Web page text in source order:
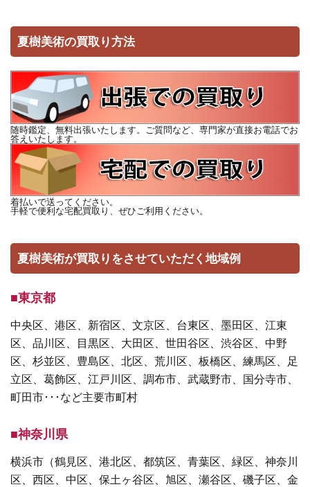
夏樹美術の買取り方法
随時鑑定、無料出張いたします。ご質問など、専門家が直接お電話でお
答えいたします。
着払いで送ってください。
手軽で便利な宅配買取り、ぜひご利用ください。
夏樹美術が買取りをさせていただく地域例
■東京都
中央区、港区、新宿区、文京区、台東区、墨田区、江東
区、品川区、目黒区、大田区、世田谷区、渋谷区、中野
区、杉並区、豊島区、北区、荒川区、板橋区、練馬区、足
立区、葛飾区、江戸川区、調布市、武蔵野市、国分寺市、
町田市･･･など主要市町村
■神奈川県
横浜市（鶴見区、港北区、都筑区、青葉区、緑区、神奈川
区、西区、中区、保土ヶ谷区、旭区、瀬谷区、磯子区、金